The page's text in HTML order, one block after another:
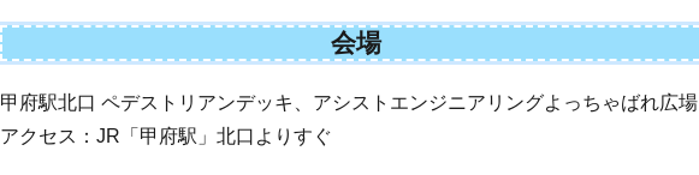
会場
甲府駅北口 ペデストリアンデッキ、アシストエンジニアリングよっちゃばれ広場
アクセス：JR「甲府駅」北口よりすぐ